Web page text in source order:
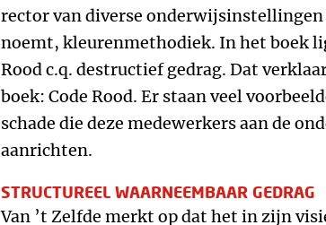
rector van diverse
noemt, kleurenmethodiek. In het boek
Rood c.q. destructief gedrag. Dat
boek: Code Rood. Er staan veel
schade die deze medewerkers aan de
aanrichten.
STRUCTUREEL WAARNEEMBAAR GEDRAG
Van ’t Zelfde merkt op dat het in zijn